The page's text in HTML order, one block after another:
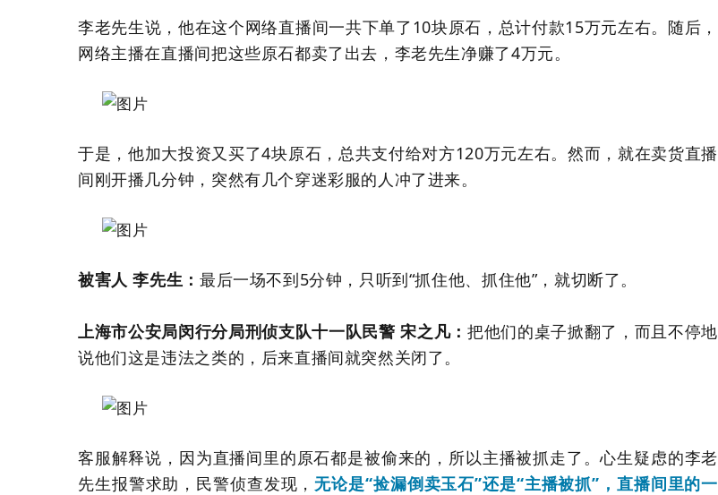
李老先生说，他在这个网络直播间一共下单了10块原石，总计付款15万元左右。随后，
网络主播在直播间把这些原石都卖了出去，李老先生净赚了4万元。
于是，他加大投资又买了4块原石，总共支付给对方120万元左右。然而，就在卖货直播
间刚开播几分钟，突然有几个穿迷彩服的人冲了进来。
被害人 李先生： 最后一场不到5分钟，只听到“抓住他、抓住他”，就切断了。
上海市公安局闵行分局刑侦支队十一队民警 宋之凡：把他们的桌子掀翻了，而且不停地
说他们这是违法之类的，后来直播间就突然关闭了。
客服解释说，因为直播间里的原石都是被偷来的，所以主播被抓走了。心生疑虑的李老
先生报警求助，民警侦查发现，无论是“捡漏倒卖玉石”还是“主播被抓”，直播间里的一